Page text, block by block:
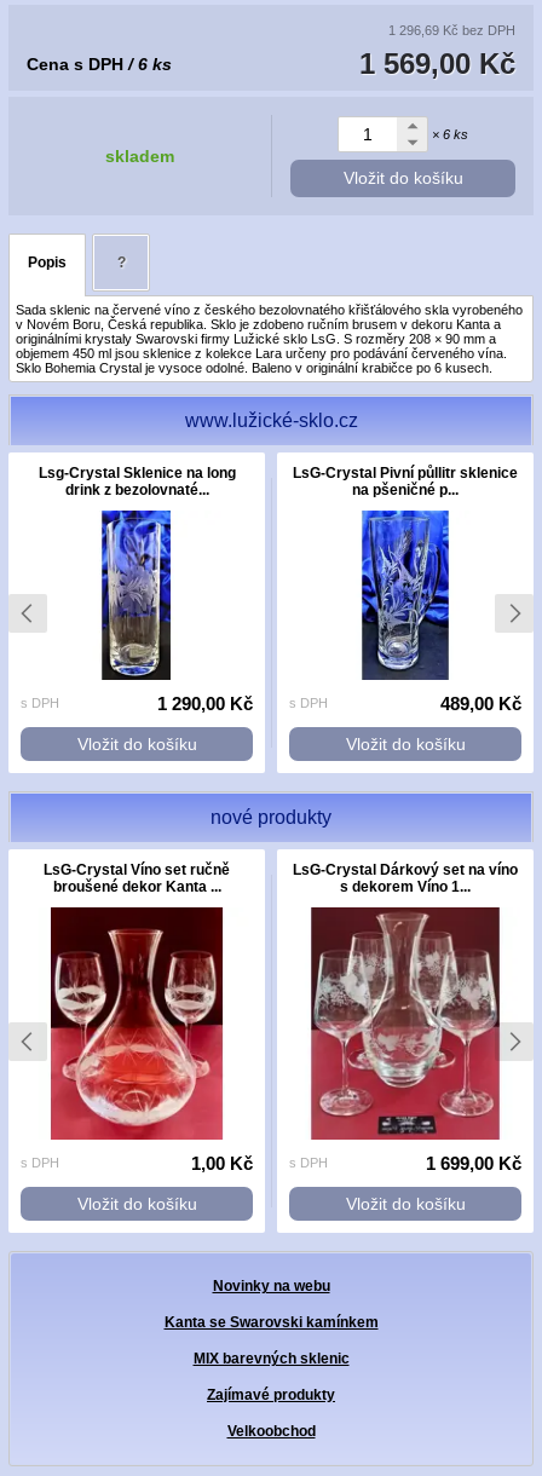
Novinky na webu
Kanta se Swarovski kamínkem
MIX barevných sklenic
Zajímavé produkty
Velkoobchod
1 296,69 Kč bez DPH
1 569,00 Kč
Cena s DPH / 6 ks
skladem
× 6 ks
Vložit do košíku
Popis ?
Sada sklenic na červené víno z českého bezolovnatého křišťálového skla vyrobeného
v Novém Boru, Česká republika. Sklo je zdobeno ručním brusem v dekoru Kanta a
originálními krystaly Swarovski firmy Lužické sklo LsG. S rozměry 208 × 90 mm a
objemem 450 ml jsou sklenice z kolekce Lara určeny pro podávání červeného vína.
Sklo Bohemia Crystal je vysoce odolné. Baleno v originální krabičce po 6 kusech.
www.lužické-sklo.cz
Lsg-Crystal Sklenice na long
drink z bezolovnaté...
s DPH 1 290,00 Kč
Vložit do košíku
LsG-Crystal Pivní půllitr sklenice
na pšeničné p...
s DPH 489,00 Kč
Vložit do košíku
nové produkty
LsG-Crystal Víno set ručně
broušené dekor Kanta ...
s DPH 1,00 Kč
Vložit do košíku
LsG-Crystal Dárkový set na víno
s dekorem Víno 1...
s DPH 1 699,00 Kč
Vložit do košíku